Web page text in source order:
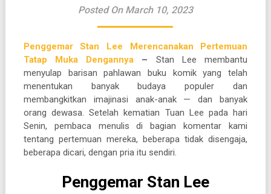
Posted On March 10, 2023
Penggemar Stan Lee Merencanakan Pertemuan
Tatap Muka Dengannya – Stan Lee membantu
menyulap barisan pahlawan buku komik yang telah
menentukan banyak budaya populer dan
membangkitkan imajinasi anak-anak — dan banyak
orang dewasa. Setelah kematian Tuan Lee pada hari
Senin, pembaca menulis di bagian komentar kami
tentang pertemuan mereka, beberapa tidak disengaja,
beberapa dicari, dengan pria itu sendiri.
Penggemar Stan Lee